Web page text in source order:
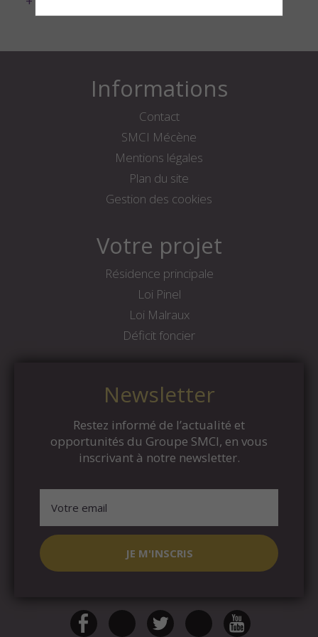
Informations
Contact
SMCI Mécène
Mentions légales
Plan du site
Gestion des cookies
Votre projet
Résidence principale
Loi Pinel
Loi Malraux
Déficit foncier
Newsletter
Restez informé de l’actualité et
opportunités du Groupe SMCI, en vous
inscrivant à notre newsletter.